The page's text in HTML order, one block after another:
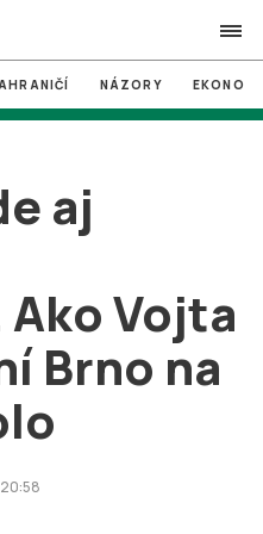
search
NÁZORY
aj
Vojta
Brno na